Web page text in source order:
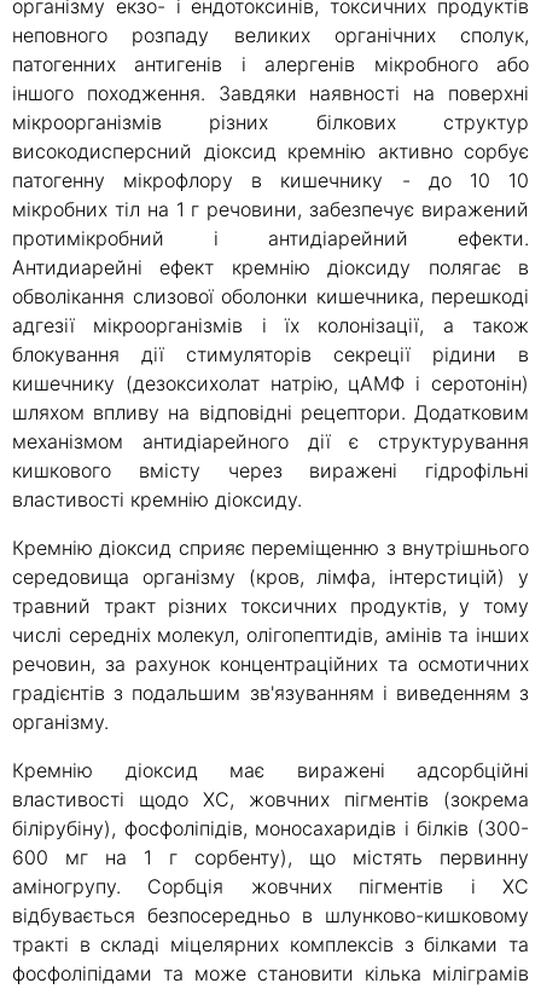
організму екзо- і ендотоксинів, токсичних продуктів
неповного розпаду великих органічних сполук,
патогенних антигенів і алергенів мікробного або
іншого походження. Завдяки наявності на поверхні
мікроорганізмів різних білкових структур
високодисперсний діоксид кремнію активно сорбує
патогенну мікрофлору в кишечнику - до 10 10
мікробних тіл на 1 г речовини, забезпечує виражений
протимікробний і антидіарейний ефекти.
Антидиарейні ефект кремнію діоксиду полягає в
обволікання слизової оболонки кишечника, перешкоді
адгезії мікроорганізмів і їх колонізації, а також
блокування дії стимуляторів секреції рідини в
кишечнику (дезоксихолат натрію, цАМФ і серотонін)
шляхом впливу на відповідні рецептори. Додатковим
механізмом антидіарейного дії є структурування
кишкового вмісту через виражені гідрофільні
властивості кремнію діоксиду.
Кремнію діоксид сприяє переміщенню з внутрішнього
середовища організму (кров, лімфа, інтерстицій) у
травний тракт різних токсичних продуктів, у тому
числі середніх молекул, олігопептидів, амінів та інших
речовин, за рахунок концентраційних та осмотичних
градієнтів з подальшим зв'язуванням і виведенням з
організму.
Кремнію діоксид має виражені адсорбційні
властивості щодо ХС, жовчних пігментів (зокрема
білірубіну), фосфоліпідів, моносахаридів і білків (300-
600 мг на 1 г сорбенту), що містять первинну
аміногрупу. Сорбція жовчних пігментів і ХС
відбувається безпосередньо в шлунково-кишковому
тракті в складі міцелярних комплексів з білками та
фосфоліпідами та може становити кілька міліграмів